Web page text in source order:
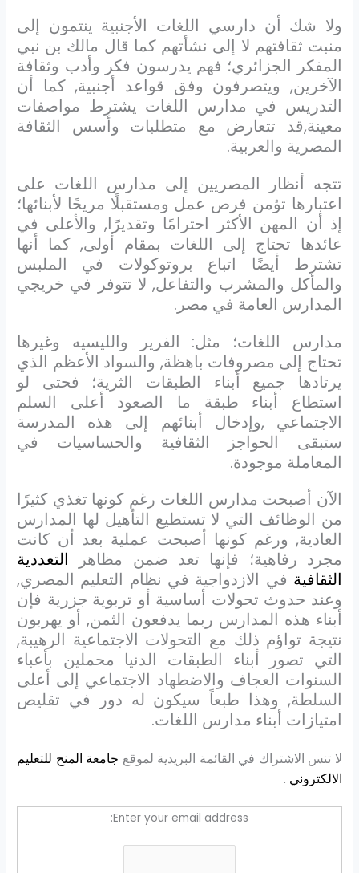
ولا شك أن دارسي اللغات الأجنبية ينتمون إلى
منبت ثقافتهم لا إلى نشأتهم كما قال مالك بن نبي
المفكر الجزائري؛ فهم يدرسون فكر وأدب وثقافة
الآخرين, ويتصرفون وفق قواعد أجنبية, كما أن
التدريس في مدارس اللغات يشترط مواصفات
معينة,قد تتعارض مع متطلبات وأسس الثقافة
المصرية والعربية.
تتجه أنظار المصريين إلى مدارس اللغات على
اعتبارها تؤمن فرص عمل ومستقبلًا مريحًا لأبنائها؛
إذ أن المهن الأكثر احترامًا وتقديرًا, والأعلى في
عائدها تحتاج إلى اللغات بمقام أولى, كما أنها
تشترط أيضًا اتباع بروتوكولات في الملبس
والمأكل والمشرب والتفاعل, لا تتوفر في خريجي
المدارس العامة في مصر.
مدارس اللغات؛ مثل: الفرير والليسيه وغيرها
تحتاج إلى مصروفات باهظة, والسواد الأعظم الذي
يرتادها جميع أبناء الطبقات الثرية؛ فحتى لو
استطاع أبناء طبقة ما الصعود أعلى السلم
الاجتماعي ,وإدخال أبنائهم إلى هذه المدرسة
ستبقى الحواجز الثقافية والحساسيات في
المعاملة موجودة.
الآن أصبحت مدارس اللغات رغم كونها تغذي كثيرًا
من الوظائف التي لا تستطيع التأهيل لها المدارس
العادية, ورغم كونها أصبحت عملية بعد أن كانت
مجرد رفاهية؛ فإنها تعد ضمن مظاهر التعددية
الثقافية في الازدواجية في نظام التعليم المصري,
وعند حدوث تحولات أساسية أو تربوية جزرية فإن
أبناء هذه المدارس ربما يدفعون الثمن, أو يهربون
نتيجة تواؤم ذلك مع التحولات الاجتماعية الرهيبة,
التي تصور أبناء الطبقات الدنيا محملين بأعباء
السنوات العجاف والاضطهاد الاجتماعي إلى أعلى
السلطة, وهذا طبعاً سيكون له دور في تقليص
امتيازات أبناء مدارس اللغات.
لا تنس الاشتراك في القائمة البريدية لموقع جامعة المنح للتعليم
الالكتروني .
Enter your email address: